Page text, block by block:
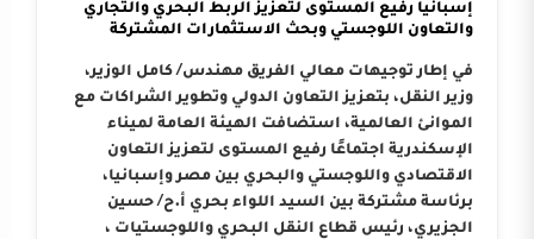
إسبانيا رفيع المستوى لتعزيز الربط البحري والتجاري
والتعاون اللوجستي وبحث الاستثمارات المشتركة
في إطار توجيهات معالي الفريق مهندس/ كامل الوزير،
وزير النقل، بتعزيز التعاون الدولي وتطوير الشراكات مع
الموانئ العالمية، استضافت الهيئة العامة لميناء
الإسكندرية اجتماعًا رفيع المستوى لتعزيز التعاون
الاقتصادي واللوجستي والبحري بين مصر وإسبانيا،
برئاسة مشتركة بين السيد اللواء بحري أ.ح/ حسين
الجزيري، رئيس قطاع النقل البحري واللوجستيات ،